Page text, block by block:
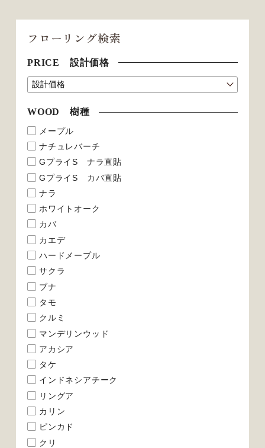
フローリング検索
PRICE 設計価格
WOOD 樹種
メープル
ナチュレバーチ
GプライS ナラ直貼
GプライS カバ直貼
ナラ
ホワイトオーク
カバ
カエデ
ハードメープル
サクラ
ブナ
タモ
クルミ
マンデリンウッド
アカシア
タケ
インドネシアチーク
リングア
カリン
ピンカド
クリ